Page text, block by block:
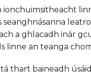
ionchuimsitheacht
seanghnásanna
a ghlacadh inár
linne an teanga
thart baineadh